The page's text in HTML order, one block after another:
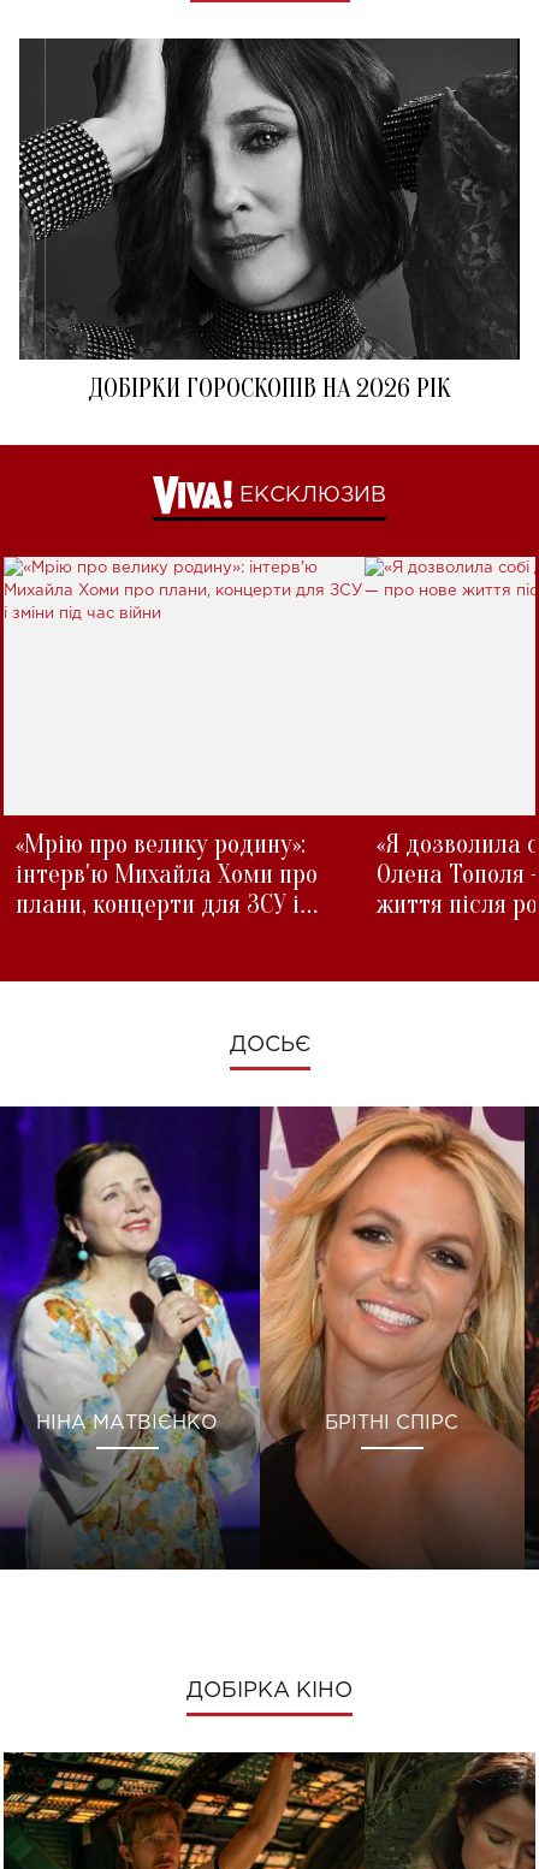
ДОБІРКИ ГОРОСКОПІВ НА 2026 РІК
ЕКСКЛЮЗИВ
«Мрію про велику родину»:
інтерв'ю Михайла Хоми про
плани, концерти для ЗСУ і
«Я дозволила
Олена Тополя
життя після
ДОСЬЄ
НІНА МАТВІЄНКО БРІТНІ СПІРС
ДОБІРКА КІНО